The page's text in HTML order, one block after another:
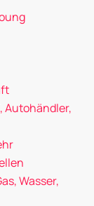
Autohändler,
Wasser,